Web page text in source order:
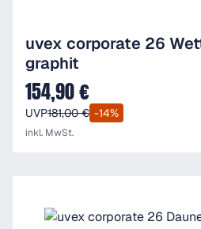
uvex corporate 26
graphit
Verkaufspreis:
154,90 €
UVP181,00 € -14%
inkl. MwSt.